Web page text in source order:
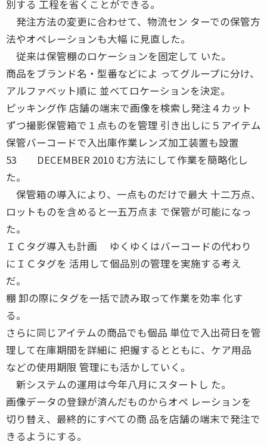
別する 工程を省くことができる。
発注方法の変更に合わせて、物流セン ターでの保管方
法やオペレーションも大幅 に見直した。
従来は保管棚のロケーションを固定して いた。
商品をブランド名・型番などによ ってグループに分け、
アルファベット順に 並べてロケーションを決定。
ピッキング作 店舗の端末で画像を検索し発注４カット
ずつ撮影保管箱で１点ものを管理 引き出しに５アイテム
保管バーコードで入出庫作業レンズ加工装置も設置
53 DECEMBER 2010 む方法にして作業を簡略化し
た。
保管箱の導入により、一点ものだけで最大 十二万点、
ロットものを含めると一五万点ま で保管が可能になっ
た。
ＩＣタグ導入も計画 ゆくゆくはバーコードの代わり
にＩＣタグを 活用して個品別の管理を実施する考え
だ。
棚 卸の際にタグを一括で読み取って作業を効率 化す
る。
さらに同じアイテムの商品でも個品 単位で入出荷日を管
理して在庫期間を詳細に 把握するとともに、ケア用品
などの使用期限 管理にも活かしていく。
新システムの運用は今年八月にスタートし た。
画像データの登録が済んだものからオペ レーションを
切り替え、最終的にすべての商 品を店舗の端末で発注で
きるようにする。